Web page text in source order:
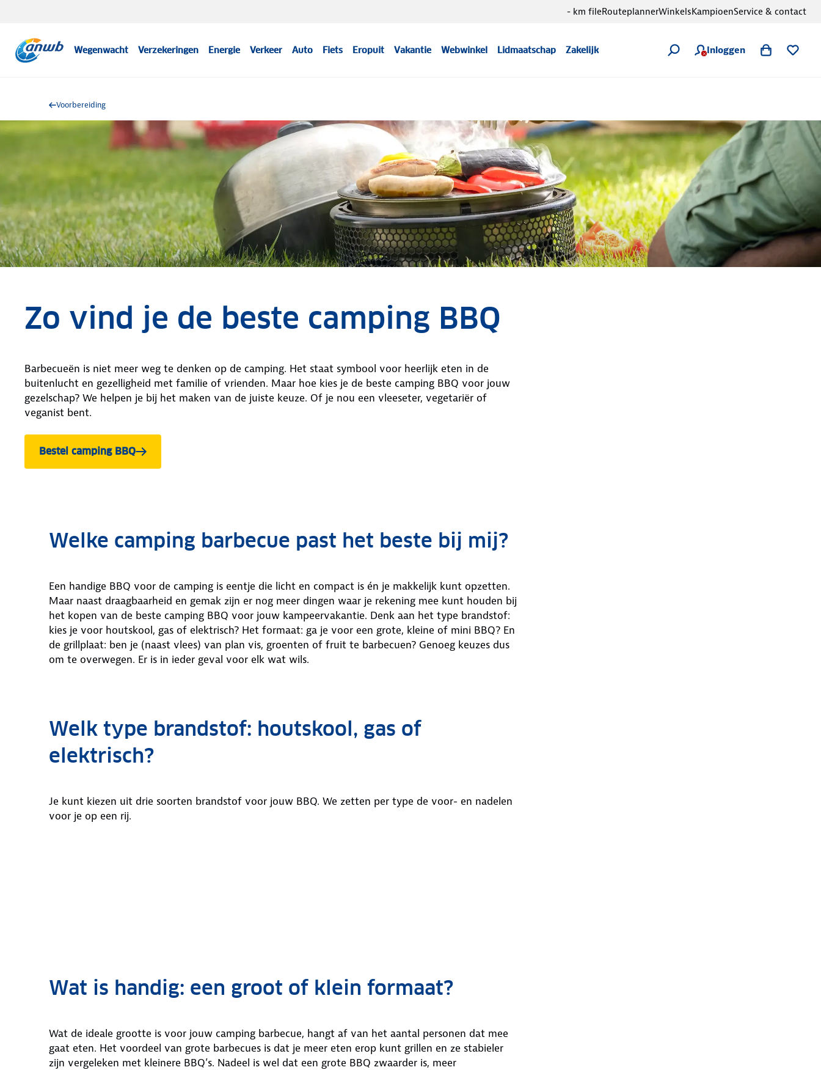
Wegenwacht Verzekeringen Energie Verkeer Auto Fiets Eropuit Vakantie Webwinkel Lidmaatschap Zakelijk Inloggen
- km fileRouteplannerWinkelsKampioenService & contact
Voorbereiding
Zo vind je de beste camping BBQ
Barbecueën is niet meer weg te denken op de camping. Het staat symbool voor heerlijk eten in de
buitenlucht en gezelligheid met familie of vrienden. Maar hoe kies je de beste camping BBQ voor jouw
gezelschap? We helpen je bij het maken van de juiste keuze. Of je nou een vleeseter, vegetariër of
veganist bent.
Bestel camping BBQ
Welke camping barbecue past het beste bij mij?
Een handige BBQ voor de camping is eentje die licht en compact is én je makkelijk kunt opzetten.
Maar naast draagbaarheid en gemak zijn er nog meer dingen waar je rekening mee kunt houden bij
het kopen van de beste camping BBQ voor jouw kampeervakantie. Denk aan het type brandstof:
kies je voor houtskool, gas of elektrisch? Het formaat: ga je voor een grote, kleine of mini BBQ? En
de grillplaat: ben je (naast vlees) van plan vis, groenten of fruit te barbecuen? Genoeg keuzes dus
om te overwegen. Er is in ieder geval voor elk wat wils.
Welk type brandstof: houtskool, gas of
elektrisch?
Je kunt kiezen uit drie soorten brandstof voor jouw BBQ. We zetten per type de voor- en nadelen
voor je op een rij.
Wat is handig: een groot of klein formaat?
Wat de ideale grootte is voor jouw camping barbecue, hangt af van het aantal personen dat mee
gaat eten. Het voordeel van grote barbecues is dat je meer eten erop kunt grillen en ze stabieler
zijn vergeleken met kleinere BBQ’s. Nadeel is wel dat een grote BBQ zwaarder is, meer